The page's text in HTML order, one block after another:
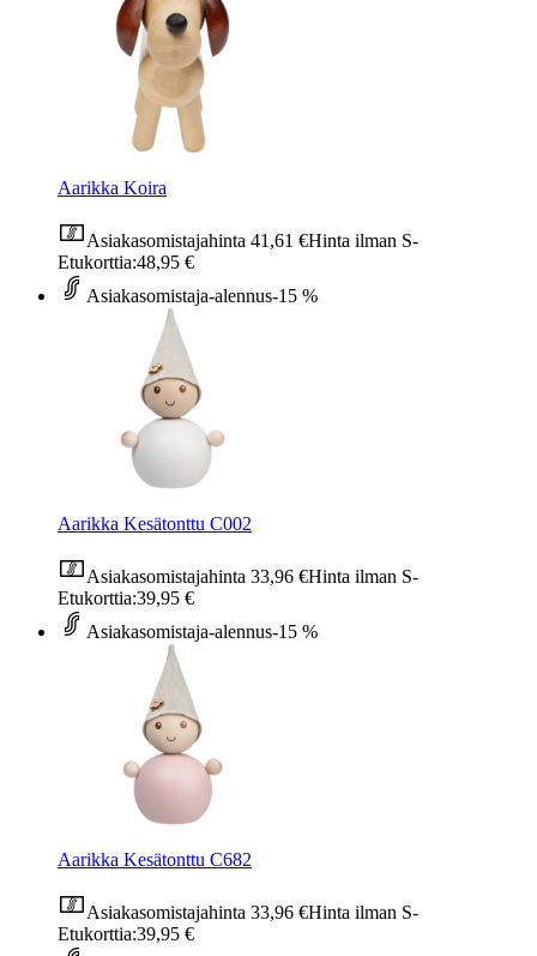
Aarikka Koira
Asiakasomistajahinta 41,61 €Hinta ilman S-
Etukorttia:48,95 €
Asiakasomistaja-alennus-15 %
Aarikka Kesätonttu C002
Asiakasomistajahinta 33,96 €Hinta ilman S-
Etukorttia:39,95 €
Asiakasomistaja-alennus-15 %
Aarikka Kesätonttu C682
Asiakasomistajahinta 33,96 €Hinta ilman S-
Etukorttia:39,95 €